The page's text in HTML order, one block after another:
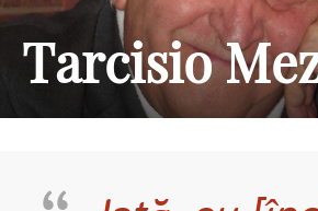
Tarcisio